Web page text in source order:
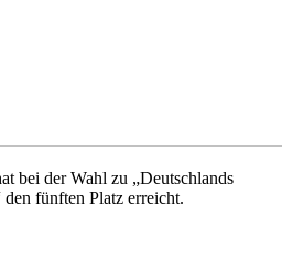
bei der Wahl zu „Deutschlands
fünften Platz erreicht.